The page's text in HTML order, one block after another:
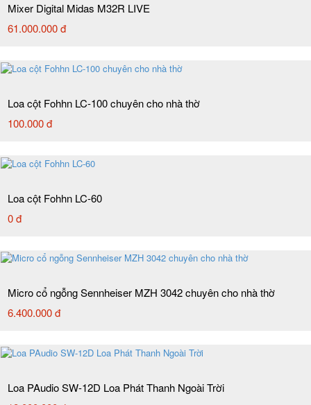
Mixer Digital Midas M32R LIVE
61.000.000 đ
Loa cột Fohhn LC-100 chuyên cho nhà thờ
100.000 đ
Loa cột Fohhn LC-60
0 đ
Micro cổ ngỗng Sennheiser MZH 3042 chuyên cho nhà thờ
6.400.000 đ
Loa PAudio SW-12D Loa Phát Thanh Ngoài Trời